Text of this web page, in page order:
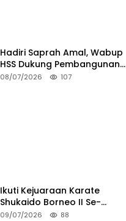
Hadiri Saprah Amal, Wabup
HSS Dukung Pembangunan
Langgar Dusun Jalai
08/07/2026 107
Ikuti Kejuaraan Karate
Shukaido Borneo II Se-
Kalimantan, Bupati HSS Lepas
09/07/2026 88